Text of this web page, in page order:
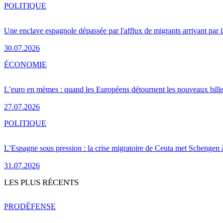
Une enclave espagnole dépassée par l'afflux de migrants arrivant par
30.07.2026
POLITIQUE
L’euro en mèmes : quand les Européens détournent les nouveaux
27.07.2026
ÉCONOMIE
L’Espagne sous pression : la crise migratoire de Ceuta met Schengen
31.07.2026
POLITIQUE
LES PLUS RÉCENTS
PRODÉFENSE